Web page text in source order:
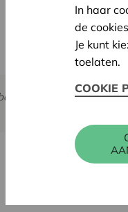
83, 3960 BREE
In haar
de
Je kunt
toelaten.
COOKIE